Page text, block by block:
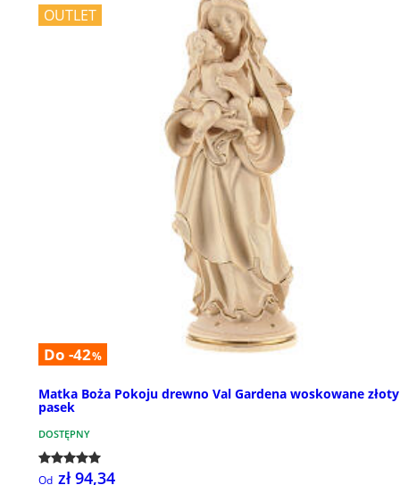
OUTLET
Do -42%
Matka Boża Pokoju drewno Val Gardena woskowane złoty
pasek
DOSTĘPNY
Od zł 94,34